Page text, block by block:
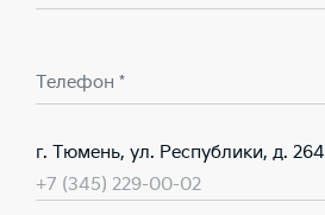
Телефон *
г. Тюмень, ул. Республики, д. 264
+7 (345) 229-00-02